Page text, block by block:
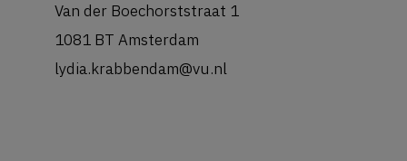
Van der Boechorststraat 1
1081 BT Amsterdam
lydia.krabbendam@vu.nl